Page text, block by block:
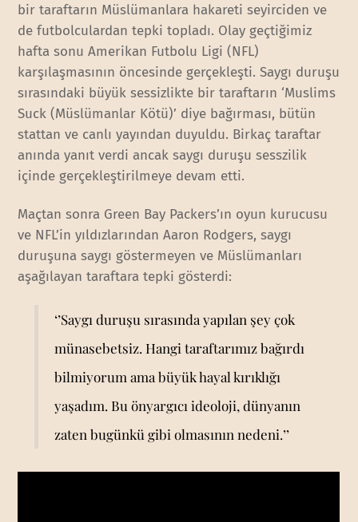
bir taraftarın Müslümanlara hakareti seyirciden ve
de futbolculardan tepki topladı. Olay geçtiğimiz
hafta sonu Amerikan Futbolu Ligi (NFL)
karşılaşmasının öncesinde gerçekleşti. Saygı duruşu
sırasındaki büyük sessizlikte bir taraftarın ‘Muslims
Suck (Müslümanlar Kötü)’ diye bağırması, bütün
stattan ve canlı yayından duyuldu. Birkaç taraftar
anında yanıt verdi ancak saygı duruşu sesszilik
içinde gerçekleştirilmeye devam etti.
Maçtan sonra Green Bay Packers’ın oyun kurucusu
ve NFL’in yıldızlarından Aaron Rodgers, saygı
duruşuna saygı göstermeyen ve Müslümanları
aşağılayan taraftara tepki gösterdi:
‘’Saygı duruşu sırasında yapılan şey çok
münasebetsiz. Hangi taraftarımız bağırdı
bilmiyorum ama büyük hayal kırıklığı
yaşadım. Bu önyargıcı ideoloji, dünyanın
zaten bugünkü gibi olmasının nedeni.’’